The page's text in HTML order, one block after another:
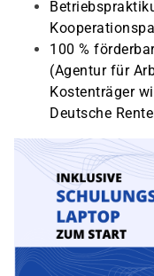
100 %
(Agentur für
Kostenträger
Deutsche